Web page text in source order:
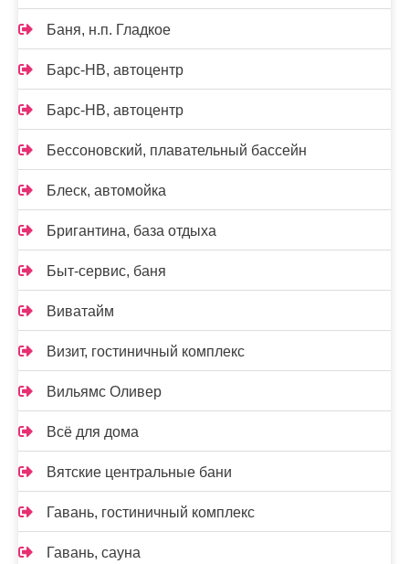
Баня, н.п. Гладкое
Барс-НВ, автоцентр
Барс-НВ, автоцентр
Бессоновский, плавательный бассейн
Блеск, автомойка
Бригантина, база отдыха
Быт-сервис, баня
Виватайм
Визит, гостиничный комплекс
Вильямс Оливер
Всё для дома
Вятские центральные бани
Гавань, гостиничный комплекс
Гавань, сауна